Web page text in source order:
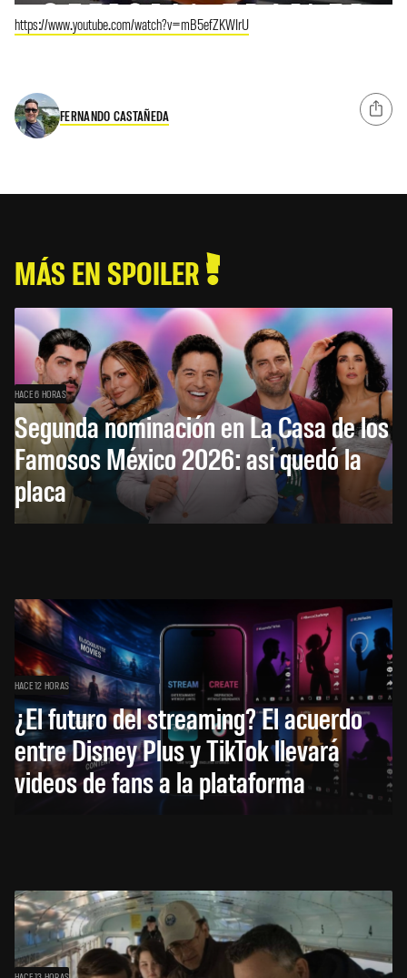
https://www.youtube.com/watch?v=mB5efZKWIrU
FERNANDO CASTAÑEDA
MÁS EN SPOILER
HACE 6 HORAS
Segunda nominación en La Casa de los
Famosos México 2026: así quedó la
placa
HACE 12 HORAS
¿El futuro del streaming? El acuerdo
entre Disney Plus y TikTok llevará
videos de fans a la plataforma